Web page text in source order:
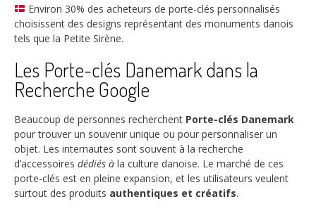
Environ 30% des acheteurs de porte-clés personnalisés
choisissent des designs représentant des monuments danois
tels que la Petite Sirène.
Les Porte-clés Danemark dans la
Recherche Google
Beaucoup de personnes recherchent Porte-clés Danemark
pour trouver un souvenir unique ou pour personnaliser un
objet. Les internautes sont souvent à la recherche
d’accessoires dédiés à la culture danoise. Le marché de ces
porte-clés est en pleine expansion, et les utilisateurs veulent
surtout des produits authentiques et créatifs.